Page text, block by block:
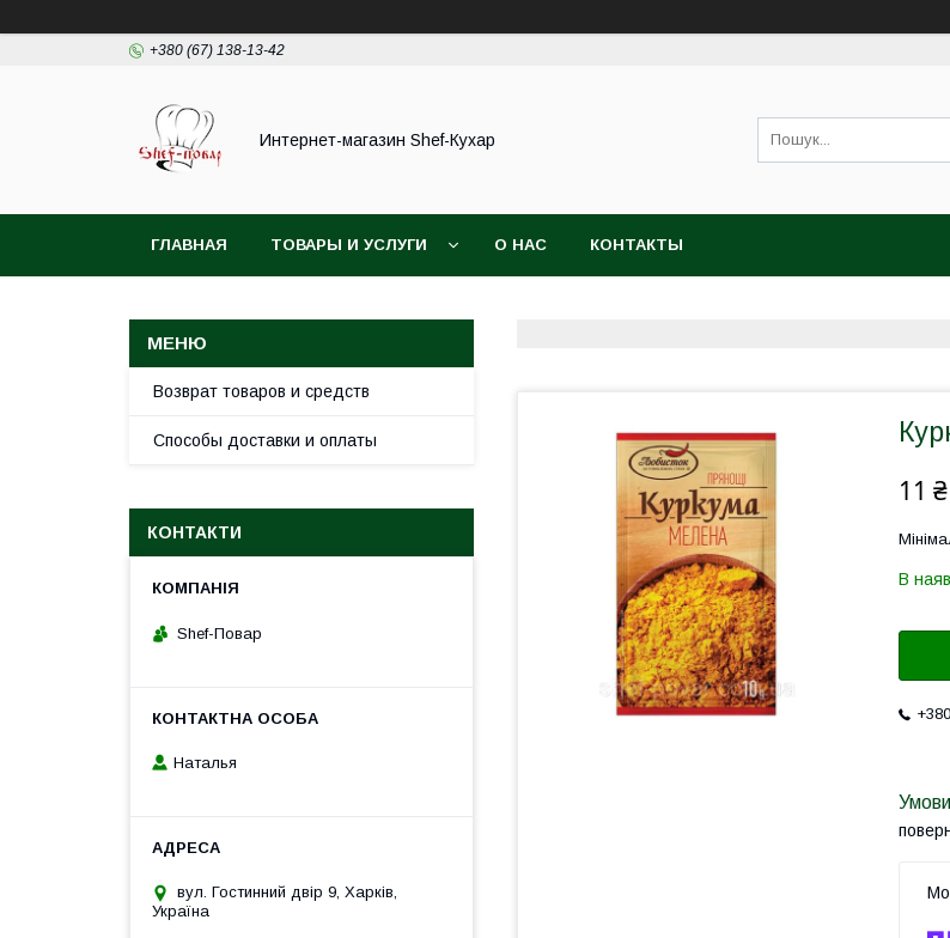
+380 (67) 138-13-42
Интернет-магазин Shef-Кухар
ГЛАВНАЯ ТОВАРЫ И УСЛУГИ О НАС КОНТАКТЫ
11 ₴
В
Возврат товаров и средств
Способы доставки и оплаты
КОНТАКТИ
Shef-Повар
Наталья
вул. Гостинний двір 9, Харків,
Україна